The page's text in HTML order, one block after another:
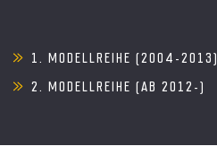
1. MODELLREIHE (2004-2013)
2. MODELLREIHE (AB 2012-)